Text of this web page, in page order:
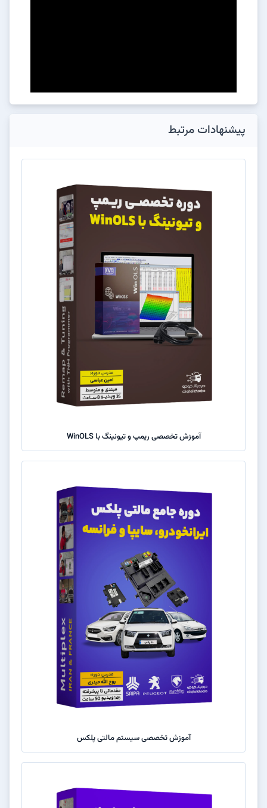
پیشنهادات مرتبط
آموزش تخصصی ریمپ و تیونینگ با WinOLS
آموزش تخصصی سیستم مالتی پلکس